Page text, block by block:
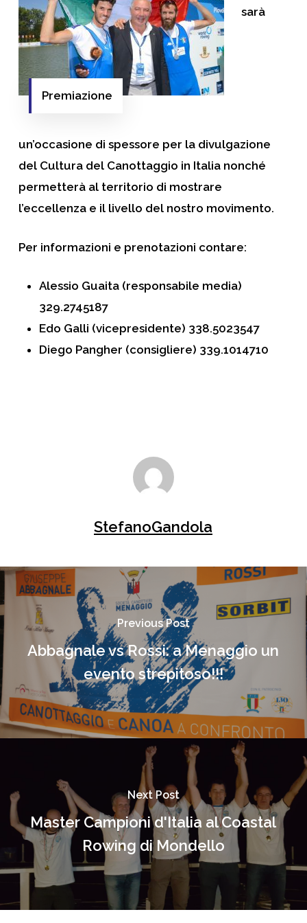
Premiazione
sarà
un’occasione di spessore per la divulgazione
del Cultura del Canottaggio in Italia nonché
permetterà al territorio di mostrare
l’eccellenza e il livello del nostro movimento.
Per informazioni e prenotazioni contare:
Alessio Guaita (responsabile media)
329.2745187
Edo Galli (vicepresidente) 338.5023547
Diego Pangher (consigliere) 339.1014710
StefanoGandola
Previous Post
Abbagnale vs Rossi: a Menaggio un
evento strepitoso!!!
Next Post
Master Campioni d'Italia al Coastal
Rowing di Mondello